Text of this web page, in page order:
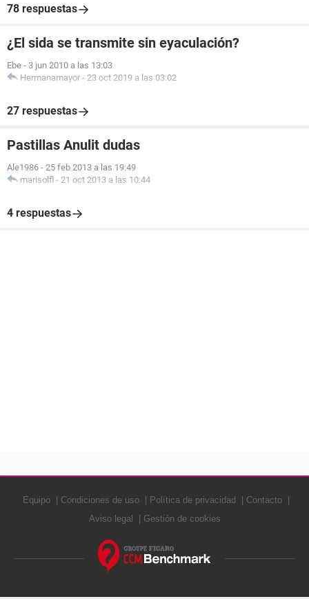
78 respuestas
¿El sida se transmite sin eyaculación?
Ebe - 3 jun 2010 a las 13:03
Hermanamayor - 23 oct 2019 a las 03:02
27 respuestas
Pastillas Anulit dudas
Ale1986 - 25 feb 2013 a las 19:49
marisolfl - 21 oct 2013 a las 10:44
4 respuestas
Equipo Condiciones de uso Política de privacidad
Contacto
Aviso legal
Gestión de cookies